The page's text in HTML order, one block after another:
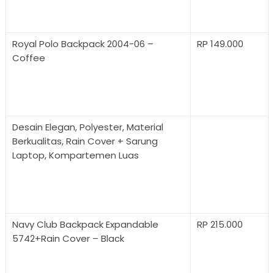
Royal Polo Backpack 2004-06 –
Coffee
RP 149.000
Desain Elegan, Polyester, Material
Berkualitas, Rain Cover + Sarung
Laptop, Kompartemen Luas
Navy Club Backpack Expandable
5742+Rain Cover – Black
RP 215.000